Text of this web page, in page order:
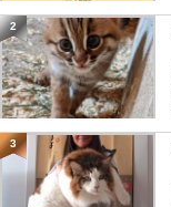
2
3